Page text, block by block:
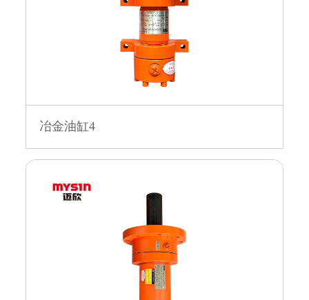
冶金油缸4